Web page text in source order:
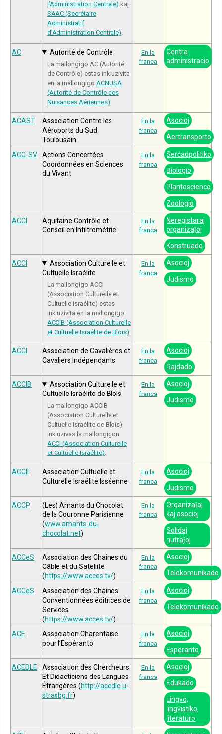
l’Administration Centrale) kaj
SAAC (Secrétaire
Administratif
d’Administration Centrale).
AC Autorité de Contrôle
La mallongigo AC (Autorité
de Contrôle) estas inkluzivita
en la mallongigo ACNUSA
(Autorité de Contrôle des
Nuisances Aériennes)
En la
franca
Centra
administracio
ACAST
Association Contre les
Aéroports du Sud
Toulousain
En la
franca
Asocioj
Aertransporto
ACC-SV
Actions Concertées
Coordonnées en Sciences
du Vivant
En la
franca
Serĉadpolitiko
Biologio
Plantoscienco
Zoologio
ACCI
Aquitaine Contrôle et
Conseil en Infiltrométrie
En la
franca
Neregistaraj
organizaĵoj
Konstruado
ACCI
Association Culturelle et
Cultuelle Israélite
La mallongigo ACCI
(Association Culturelle et
Cultuelle Israélite) estas
inkluzivita en la mallongigo
ACCIB (Association Culturelle
et Cultuelle Israélite de Blois)
En la
franca
Asocioj
Judismo
ACCI
Association de Cavalières et
Cavaliers Indépendants
En la
franca
Asocioj
Rajdado
ACCIB
Association Culturelle et
Cultuelle Israélite de Blois
La mallongigo ACCIB
(Association Culturelle et
Cultuelle Israélite de Blois)
inkluzivas la mallongigon
ACCI (Association Culturelle
et Cultuelle Israélite)
En la
franca
Asocioj
Judismo
ACCII
Association Cultuelle et
Culturelle Israélite Isséenne
En la
franca
Asocioj
Judismo
ACCP
(Les) Amants du Chocolat
de la Couronne Parisienne
(www.amants-du-
chocolat.net)
En la
franca
Organizaĵoj
kaj asocioj
Solidaj
nutraĵoj
ACCeS
Association des Chaînes du
Câble et du Satellite
(https://www.acces.tv/)
En la
franca
Asocioj
Telekomunikado
ACCeS
Association des Chaînes
Conventionnées éditrices de
Services
(https://www.acces.tv/)
En la
franca
Asocioj
Telekomunikado
ACE
Association Charentaise
pour l’Espéranto
En la
franca
Asocioj
Esperanto
ACEDLE
Association des Chercheurs
Et Didacticiens des Langues
Étrangères (http://acedle.u-
strasbg.fr)
En la
franca
Asocioj
Edukado
Lingvo,
lingvistiko,
literaturo